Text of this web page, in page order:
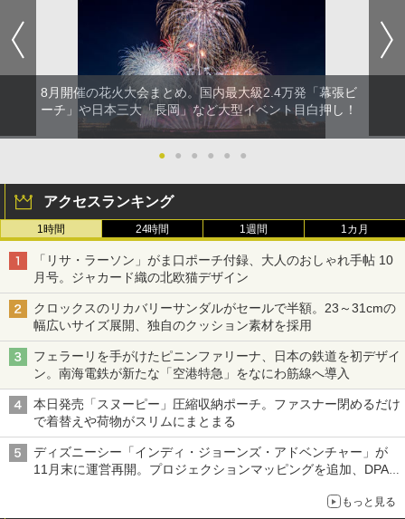
8月開催の花火大会まとめ。国内最大級2.4万発「幕張ビ
ーチ」や日本三大「長岡」など大型イベント目白押し！
● ● ● ● ● ●
アクセスランキング
1時間 24時間 1週間 1カ月
「リサ・ラーソン」がま口ポーチ付録、大人のおしゃれ手帖 10
月号。ジャカード織の北欧猫デザイン
クロックスのリカバリーサンダルがセールで半額。23～31cmの
幅広いサイズ展開、独自のクッション素材を採用
フェラーリを手がけたピニンファリーナ、日本の鉄道を初デザイ
ン。南海電鉄が新たな「空港特急」をなにわ筋線へ導入
本日発売「スヌーピー」圧縮収納ポーチ。ファスナー閉めるだけ
で着替えや荷物がスリムにまとまる
ディズニーシー「インディ・ジョーンズ・アドベンチャー」が
11月末に運営再開。プロジェクションマッピングを追加、DPA
もっと見る